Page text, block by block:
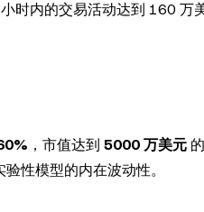
时内的交易活动达到 160 万美
，市值达到 5000 万美元
性模型的内在波动性。